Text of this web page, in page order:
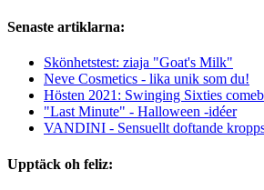
Senaste artiklarna:
Skönhetstest: ziaja "Goat's Milk"
Neve Cosmetics - lika unik som du!
Hösten 2021: Swinging Sixties
"Last Minute" - Halloween -idéer
VANDINI - Sensuellt doftande
Upptäck oh feliz: